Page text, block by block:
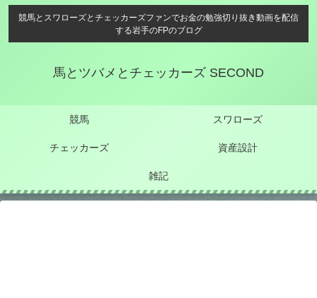
競馬とスワローズとチェッカーズファンでお金の勉強切り抜き動画を配信
する岩手のFPのブログ
馬とツバメとチェッカーズ SECOND
競馬 スワローズ
チェッカーズ 資産設計
雑記